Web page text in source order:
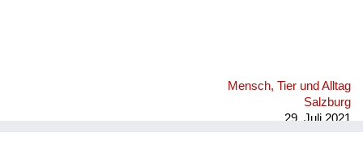
Mensch, Tier und Alltag
Salzburg
29. Juli 2021